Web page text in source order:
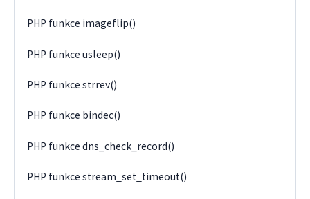
PHP funkce imageflip()
PHP funkce usleep()
PHP funkce strrev()
PHP funkce bindec()
PHP funkce dns_check_record()
PHP funkce stream_set_timeout()